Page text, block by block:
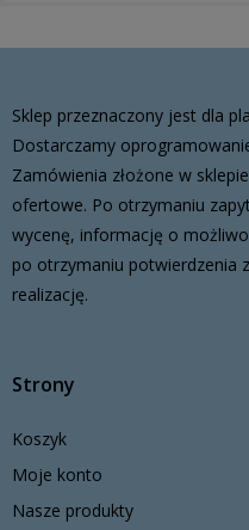
Sklep przeznaczony jest dla
Dostarczamy
Zamówienia złożone w
ofertowe. Po otrzymaniu
wycenę, informację o
po otrzymaniu potwierdzenia
realizację.
Strony
Koszyk
Moje konto
Nasze produkty